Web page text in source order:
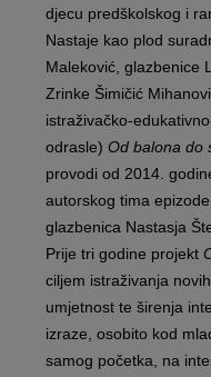
djecu predškolskog i
Nastaje kao plod
Maleković, glazbenice
Zrinke Šimičić
istraživačko-
odrasle) Od balona do
provodi od 2014.
autorskog tima epizode
glazbenica Nastasja
Prije tri godine projekt
ciljem istraživanja
umjetnost te širenja
izraze, osobito kod
samog početka, na